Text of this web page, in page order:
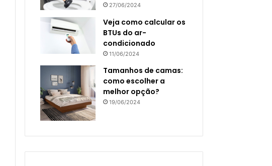
27/06/2024
Veja como calcular os
BTUs do ar-
condicionado
11/06/2024
Tamanhos de camas:
como escolher a
melhor opção?
19/06/2024